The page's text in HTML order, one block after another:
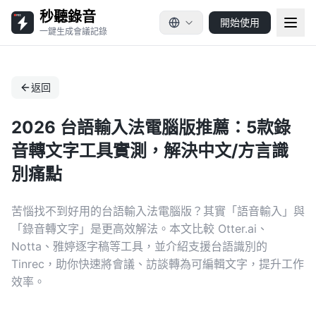
秒聽錄音
一鍵生成會議記錄
開始使用
返回
2026 台語輸入法電腦版推薦：5款錄
音轉文字工具實測，解決中文/方言識
別痛點
苦惱找不到好用的台語輸入法電腦版？其實「語音輸入」與
「錄音轉文字」是更高效解法。本文比較 Otter.ai、
Notta、雅婷逐字稿等工具，並介紹支援台語識別的
Tinrec，助你快速將會議、訪談轉為可編輯文字，提升工作
效率。